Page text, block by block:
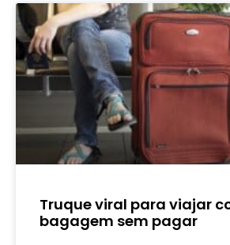
Truque viral para viajar
bagagem sem pagar